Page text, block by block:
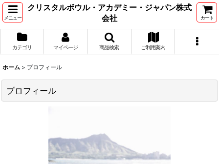
メニュー
クリスタルボウル・アカデミー・ジャパン株式
会社
カート
カテゴリ マイページ 商品検索 ご利用案内
ホーム > プロフィール
プロフィール